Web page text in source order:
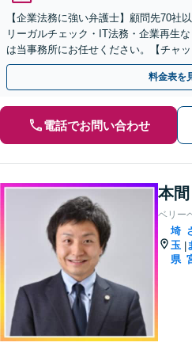
【企業法務に強い弁護士】顧問先70社
リーガルチェック・IT法務・企業再生
は当事務所にお任せください。【チャ
応】
料金表を
電話でお問い合わせ
本
ベリー
埼
玉
県
|